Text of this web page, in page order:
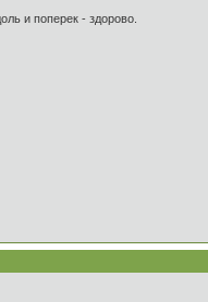
и поперек - здорово.